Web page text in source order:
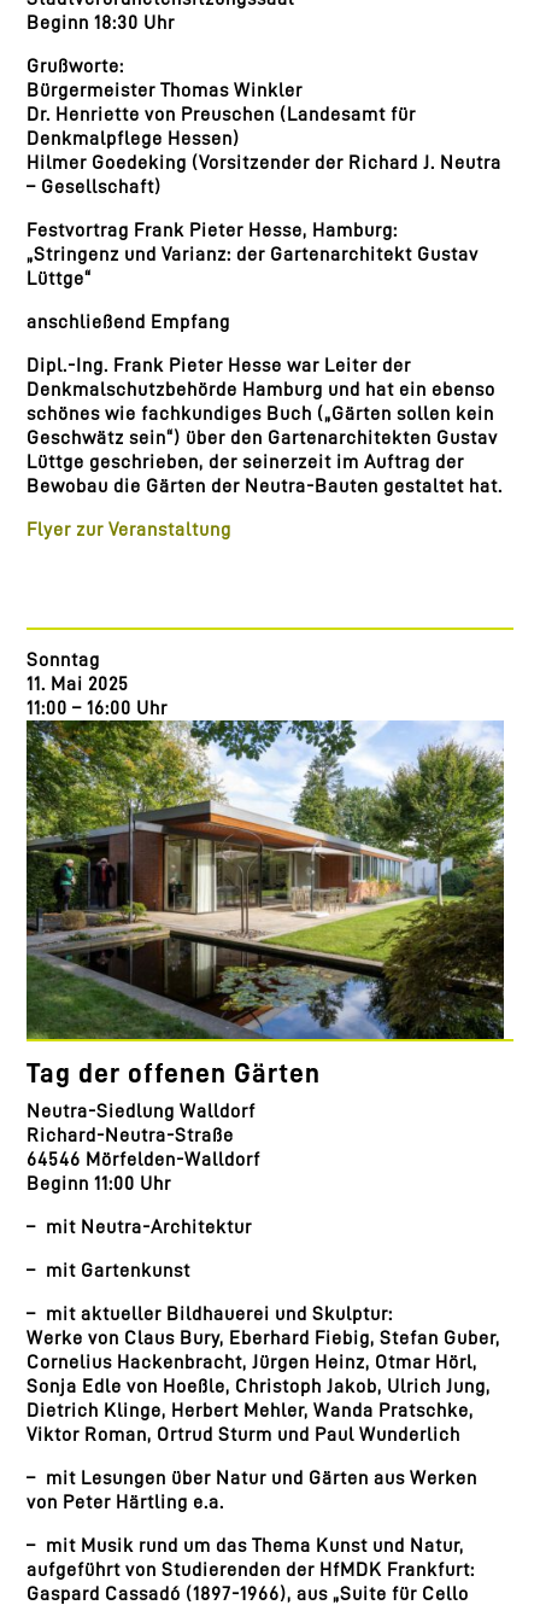
Beginn 18:30 Uhr
Grußworte:
Bürgermeister Thomas Winkler
Dr. Henriette von Preuschen (Landesamt für
Denkmalpflege Hessen)
Hilmer Goedeking (Vorsitzender der Richard J. Neutra
– Gesellschaft)
Festvortrag Frank Pieter Hesse, Hamburg:
„Stringenz und Varianz: der Gartenarchitekt Gustav
Lüttge“
anschließend Empfang
Dipl.-Ing. Frank Pieter Hesse war Leiter der
Denkmalschutzbehörde Hamburg und hat ein ebenso
schönes wie fachkundiges Buch („Gärten sollen kein
Geschwätz sein“) über den Gartenarchitekten Gustav
Lüttge geschrieben, der seinerzeit im Auftrag der
Bewobau die Gärten der Neutra-Bauten gestaltet hat.
Flyer zur Veranstaltung
Sonntag
11. Mai 2025
11:00 – 16:00 Uhr
Tag der offenen Gärten
Neutra-Siedlung Walldorf
Richard-Neutra-Straße
64546 Mörfelden-Walldorf
Beginn 11:00 Uhr
– mit Neutra-Architektur
– mit Gartenkunst
– mit aktueller Bildhauerei und Skulptur:
Werke von Claus Bury, Eberhard Fiebig, Stefan Guber,
Cornelius Hackenbracht, Jürgen Heinz, Otmar Hörl,
Sonja Edle von Hoeßle, Christoph Jakob, Ulrich Jung,
Dietrich Klinge, Herbert Mehler, Wanda Pratschke,
Viktor Roman, Ortrud Sturm und Paul Wunderlich
– mit Lesungen über Natur und Gärten aus Werken
von Peter Härtling e.a.
– mit Musik rund um das Thema Kunst und Natur,
aufgeführt von Studierenden der HfMDK Frankfurt:
Gaspard Cassadó (1897-1966), aus „Suite für Cello